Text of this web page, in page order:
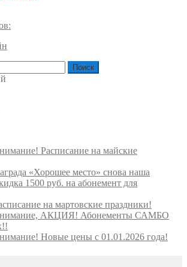
Расписание на майские
«Хорошее место» снова наша
1500 руб. на абонемент для
на мартовские праздники!
АКЦИЯ! Абонементы САМБО
Новые цены с 01.01.2026 года!